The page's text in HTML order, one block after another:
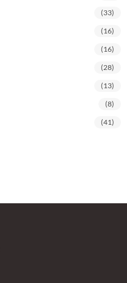
(33)
(16)
(16)
(28)
(13)
(8)
(41)